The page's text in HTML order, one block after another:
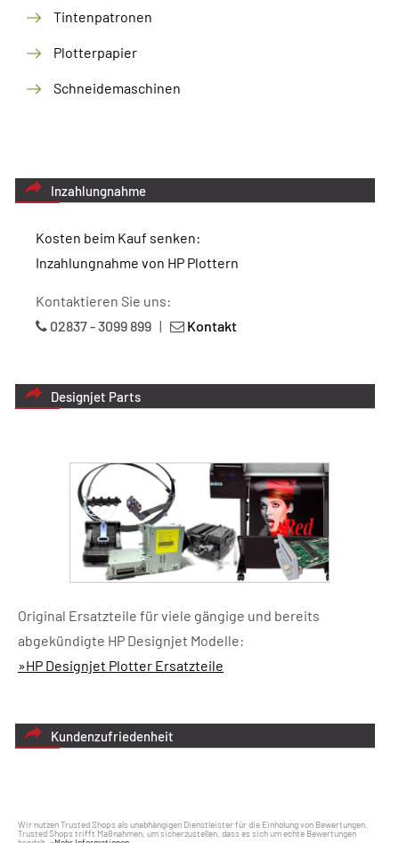
Tintenpatronen
Plotterpapier
Schneidemaschinen
Inzahlungnahme
Kosten beim Kauf senken:
Inzahlungnahme von HP Plottern
Kontaktieren Sie uns:
02837 - 3099 899 | Kontakt
Designjet Parts
Original Ersatzteile für viele gängige und bereits
abgekündigte HP Designjet Modelle:
»HP Designjet Plotter Ersatzteile
Kundenzufriedenheit
Wir nutzen Trusted Shops als unabhängigen Dienstleister für die Einholung von Bewertungen.
Trusted Shops trifft Maßnahmen, um sicherzustellen, dass es sich um echte Bewertungen